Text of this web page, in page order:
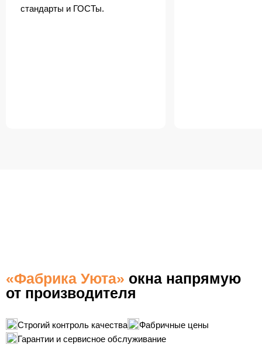
стандарты и ГОСТы.
«Фабрика Уюта» окна напрямую
от производителя
Строгий контроль качества
Фабричные цены
Гарантии и сервисное обслуживание